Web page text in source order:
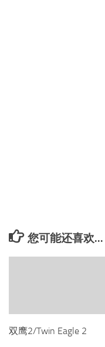
您可能还喜欢...
双鹰2/Twin Eagle 2